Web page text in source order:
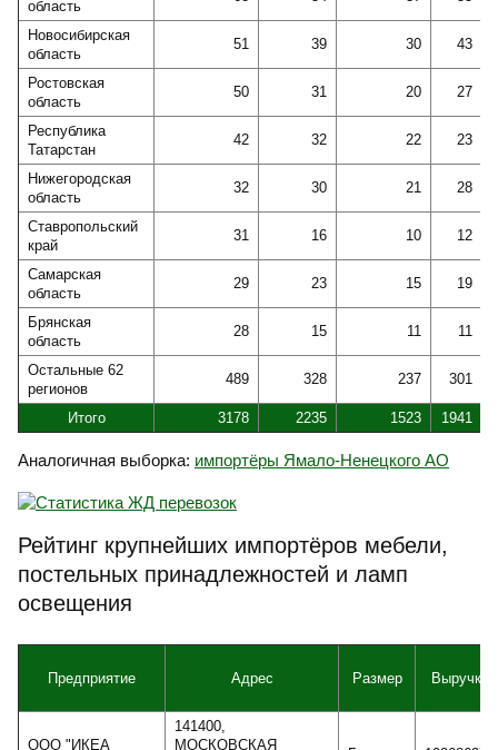
область
Новосибирская
область
51 39 30 43
Ростовская
область
50 31 20 27
Республика
Татарстан
42 32 22 23
Нижегородская
область
32 30 21 28
Ставропольский
край
31 16 10 12
Самарская
область
29 23 15 19
Брянская
область
28 15 11 11
Остальные 62
регионов
489 328 237 301
Итого 3178 2235 1523 1941
Аналогичная выборка: импортёры Ямало-Ненецкого АО
Рейтинг крупнейших импортёров мебели,
постельных принадлежностей и ламп
освещения
Предприятие Адрес Размер Выручка
ООО "ИКЕА
141400,
МОСКОВСКАЯ